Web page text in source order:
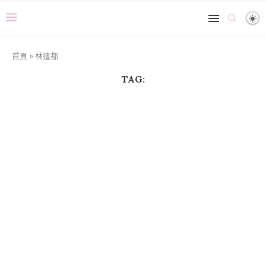
首頁 » 林遣都
TAG: